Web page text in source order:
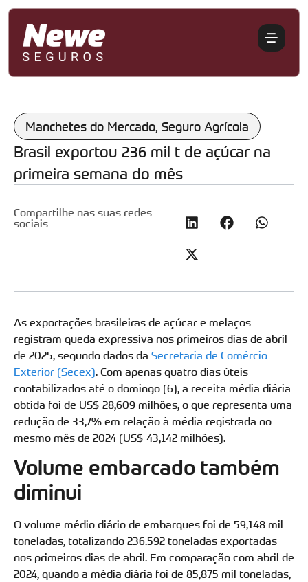
Manchetes do Mercado, Seguro Agrícola
Brasil exportou 236 mil t de açúcar na
primeira semana do mês
Compartilhe nas suas redes
sociais
As exportações brasileiras de açúcar e melaços
registram queda expressiva nos primeiros dias de abril
de 2025, segundo dados da Secretaria de Comércio
Exterior (Secex). Com apenas quatro dias úteis
contabilizados até o domingo (6), a receita média diária
obtida foi de US$ 28,609 milhões, o que representa uma
redução de 33,7% em relação à média registrada no
mesmo mês de 2024 (US$ 43,142 milhões).
Volume embarcado também
diminui
O volume médio diário de embarques foi de 59,148 mil
toneladas, totalizando 236.592 toneladas exportadas
nos primeiros dias de abril. Em comparação com abril de
2024, quando a média diária foi de 85,875 mil toneladas,